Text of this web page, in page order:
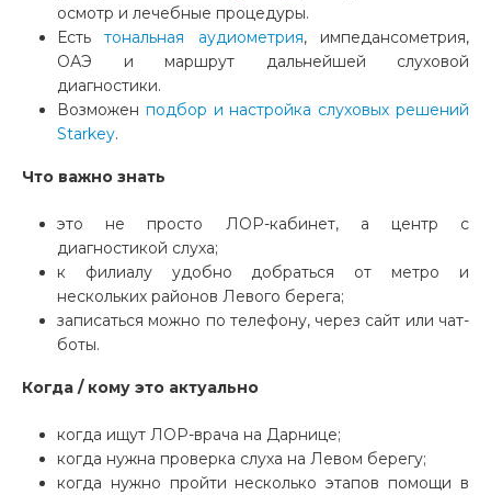
осмотр и лечебные процедуры.
Есть
тональная аудиометрия, импедансометрия,
ОАЭ и маршрут дальнейшей слуховой
диагностики.
Возможен подбор и настройка слуховых решений
Starkey.
Что важно знать
это не просто ЛОР-кабинет, а центр с
диагностикой слуха;
к филиалу удобно добраться от метро и
нескольких районов Левого берега;
записаться можно по телефону, через сайт или чат-
боты.
Когда / кому это актуально
когда ищут ЛОР-врача на Дарнице;
когда нужна проверка слуха на Левом берегу;
когда нужно пройти несколько этапов помощи в